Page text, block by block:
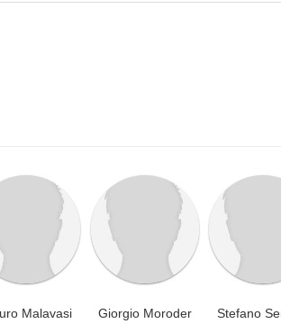
Malavasi Giorgio Moroder Stefano